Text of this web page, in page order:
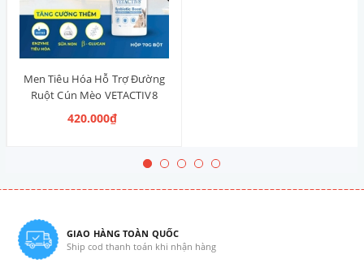
Men Tiêu Hóa Hỗ Trợ Đường
Ruột Cún Mèo VETACTIV8
Synbiotic Boost Úc 70g
420.000₫
GIAO HÀNG TOÀN QUỐC
Ship cod thanh toán khi nhận hàng